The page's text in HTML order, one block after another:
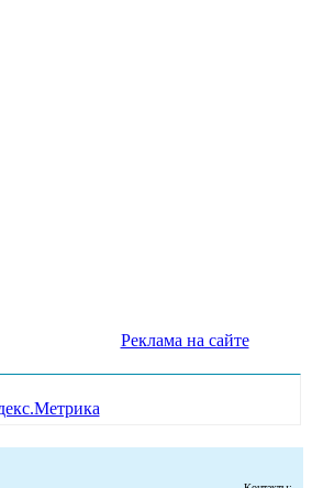
Реклама на сайте